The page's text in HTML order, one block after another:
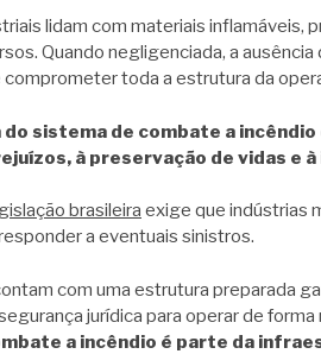
lidam com materiais
Quando negligenciada, a
toda a estrutura da
sistema de combate a
à preservação de vidas e
brasileira exige que indústrias
a eventuais sinistros.
com uma estrutura preparada
jurídica para operar de forma
a incêndio é parte da